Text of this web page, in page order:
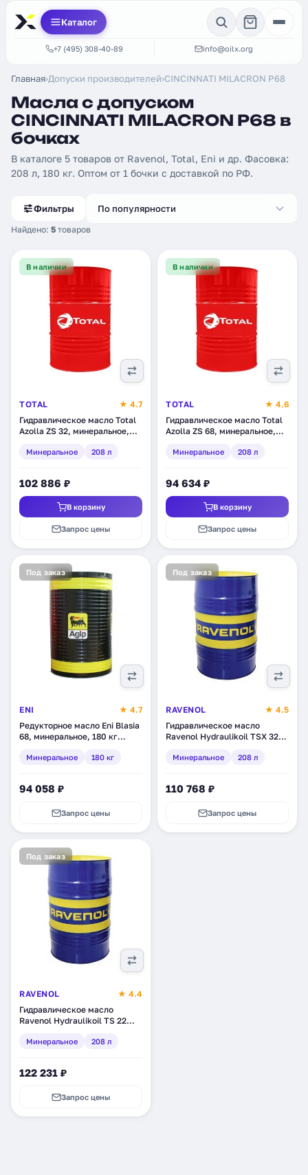
Каталог
+7 (495) 308-40-89 info@oilx.org
Главная›Допуски производителей›CINCINNATI MILACRON P68
Масла с допуском
CINCINNATI MILACRON P68 в
бочках
В каталоге 5 товаров от Ravenol, Total, Eni и др. Фасовка:
208 л, 180 кг. Оптом от 1 бочки с доставкой по РФ.
Фильтры
Найдено: 5 товаров
По популярности
В наличии
TOTAL
★ 4.7
Гидравлическое масло Total
Azolla ZS 32, минеральное,
Минеральное 208 л
102 886 ₽
В корзину
Запрос цены
В наличии
TOTAL
★ 4.6
Гидравлическое масло Total
Azolla ZS 68, минеральное,
Минеральное 208 л
94 634 ₽
В корзину
Запрос цены
Под заказ
ENI
★ 4.7
Редукторное масло Eni Blasia
68, минеральное, 180 кг
Минеральное 180 кг
94 058 ₽
Запрос цены
Под заказ
RAVENOL
★ 4.5
Гидравлическое масло
Ravenol Hydraulikoil TSX 32,
208)
Минеральное 208 л
110 768 ₽
Запрос цены
Под заказ
RAVENOL
★ 4.4
Гидравлическое масло
Ravenol Hydraulikoil TS 22
(1323103-208)
Минеральное 208 л
122 231 ₽
Запрос цены